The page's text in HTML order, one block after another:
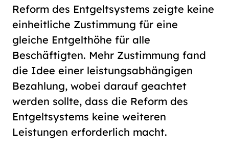
Reform des Entgeltsystems zeigte keine
einheitliche Zustimmung für eine
gleiche Entgelthöhe für alle
Beschäftigten. Mehr Zustimmung fand
die Idee einer leistungsabhängigen
Bezahlung, wobei darauf geachtet
werden sollte, dass die Reform des
Entgeltsystems keine weiteren
Leistungen erforderlich macht.